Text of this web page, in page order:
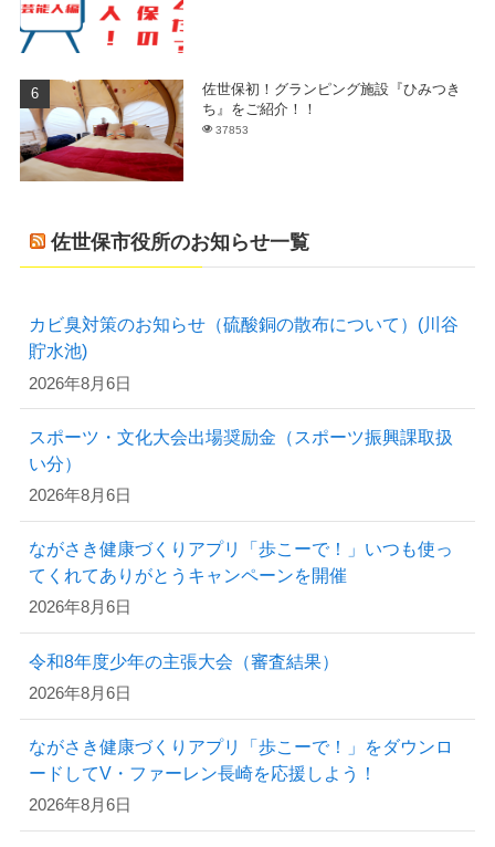
佐世保初！グランピング施設『ひみつき
ち』をご紹介！！
37853
佐世保市役所のお知らせ一覧
カビ臭対策のお知らせ（硫酸銅の散布について）(川谷
貯水池)
2026年8月6日
スポーツ・文化大会出場奨励金（スポーツ振興課取扱
い分）
2026年8月6日
ながさき健康づくりアプリ「歩こーで！」いつも使っ
てくれてありがとうキャンペーンを開催
2026年8月6日
令和8年度少年の主張大会（審査結果）
2026年8月6日
ながさき健康づくりアプリ「歩こーで！」をダウンロ
ードしてV・ファーレン長崎を応援しよう！
2026年8月6日